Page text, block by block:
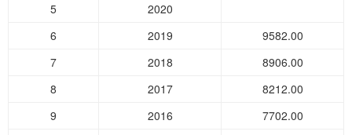
5
2020
6
2019
9582.00
7
2018
8906.00
8
2017
8212.00
9
2016
7702.00